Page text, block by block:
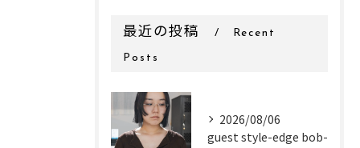
最近の投稿 Recent
Posts
2026/08/06
guest style-edge bob-